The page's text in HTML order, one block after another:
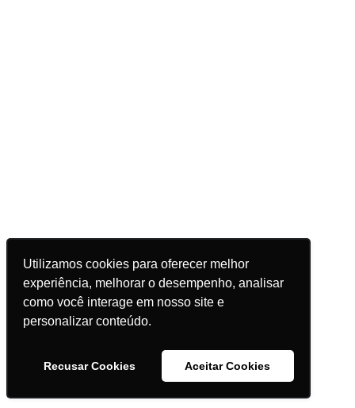
Utilizamos cookies para oferecer melhor
experiência, melhorar o desempenho, analisar
como você interage em nosso site e
personalizar conteúdo.
Recusar Cookies Aceitar Cookies